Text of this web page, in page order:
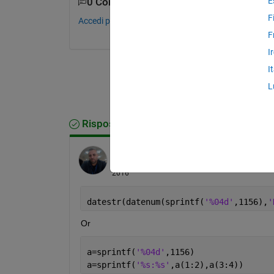
Accedi per commentare.
Risposta accettata
2016
datestr(datenum(sprintf( '%04d' ,1156),
Or
a=sprintf( '%04d' ,1156)
a=sprintf( '%s:%s' ,a(1:2),a(3:4))